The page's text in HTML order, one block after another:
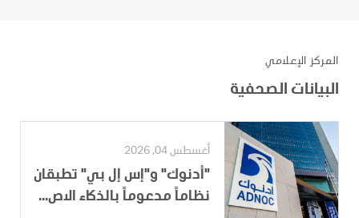
المركز الإعلامي
البيانات الصحفية
أغسطس 04, 2026
"أدنوك" و"إس إل بي" تطبقان
نظاماً مدعوماً بالذكاء الاص...